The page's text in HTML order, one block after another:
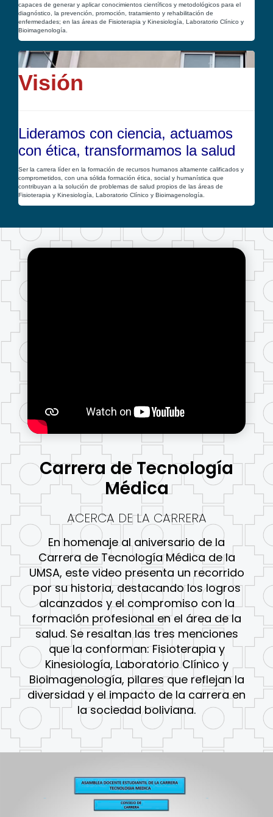
capaces de generar y aplicar conocimientos científicos y metodológicos para el
diagnóstico, la prevención, promoción, tratamiento y rehabilitación de
enfermedades; en las áreas de Fisioterapia y Kinesiología, Laboratorio Clínico y
Bioimagenología.
Visión
Lideramos con ciencia, actuamos
con ética, transformamos la salud
Ser la carrera líder en la formación de recursos humanos altamente calificados y
comprometidos, con una sólida formación ética, social y humanística que
contribuyan a la solución de problemas de salud propios de las áreas de
Fisioterapia y Kinesiología, Laboratorio Clínico y Bioimagenología.
Carrera de Tecnología
Médica
ACERCA DE LA CARRERA
En homenaje al aniversario de la
Carrera de Tecnología Médica de la
UMSA, este video presenta un recorrido
por su historia, destacando los logros
alcanzados y el compromiso con la
formación profesional en el área de la
salud. Se resaltan las tres menciones
que la conforman: Fisioterapia y
Kinesiología, Laboratorio Clínico y
Bioimagenología, pilares que reflejan la
diversidad y el impacto de la carrera en
la sociedad boliviana.